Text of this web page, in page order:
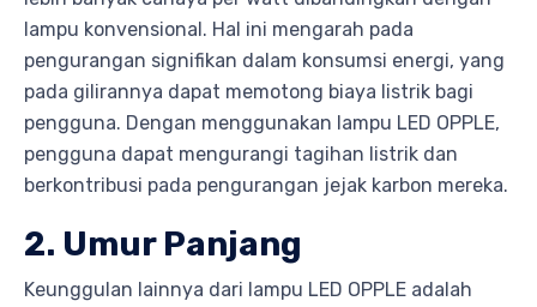
lampu konvensional. Hal ini mengarah pada
pengurangan signifikan dalam konsumsi energi, yang
pada gilirannya dapat memotong biaya listrik bagi
pengguna. Dengan menggunakan lampu LED OPPLE,
pengguna dapat mengurangi tagihan listrik dan
berkontribusi pada pengurangan jejak karbon mereka.
2. Umur Panjang
Keunggulan lainnya dari lampu LED OPPLE adalah